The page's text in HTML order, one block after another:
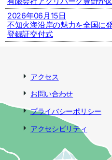
2026年06月15日
不知火海沿岸の魅力を全国に
登録証交付式
アクセス
お問い合わせ
プライバシーポリシー
アクセシビリティ